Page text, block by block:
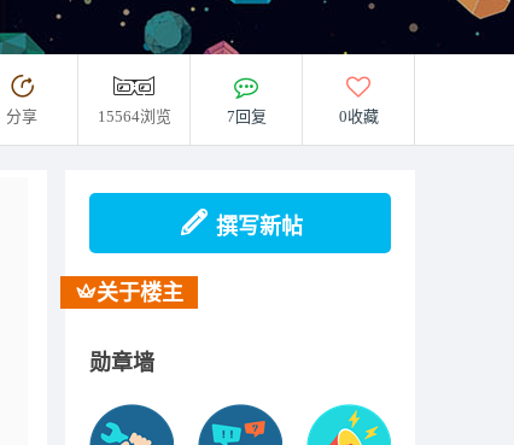
分享 15564浏览 7回复 0收藏
撰写新帖
关于楼主
勋章墙